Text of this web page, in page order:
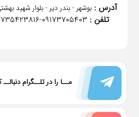
آدرس : بوشهر - بندر دیر - بلوار شهید
تلفن : ٠٩١٧٣٧٠٥٤٠٣-07735423816-09933741215
مــا را در تلــگرام